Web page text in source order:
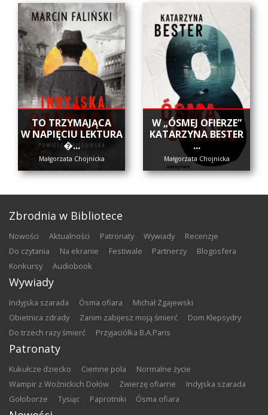
​TO TRZYMAJĄCA
W NAPIĘCIU LEKTURA
�...
Małgorzata Chojnicka
W „ÓSMEJ OFIERZE”
KATARZYNA BESTER
...
Małgorzata Chojnicka
Zbrodnia w Bibliotece
nowości aktualności patronaty wywiady
recenzje
do czytania
na ekranie festiwale partnerzy
blogosfera
konkursy
audiobook
Wywiady
Indyjska szarada Ósma ofiara
Michał Zgajewski
Obietnica zdrady
Zanim zabijesz moją śmierć
Dom Klepsydry
Do trzech razy śmierć
Przyjaciółka B.A.Paris
Patronaty
Kukułcze dziecko Ciemne pola
Normalne życie
Wampir z Woźnickich Dołów
Zwierzę ofiarne
Indyjska szarada
Gołoborze
Tysiąc Paprotniki Ósma ofiara